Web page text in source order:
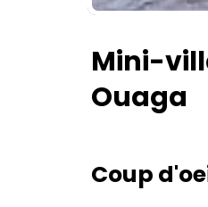
Mini-
Ouaga
Coup